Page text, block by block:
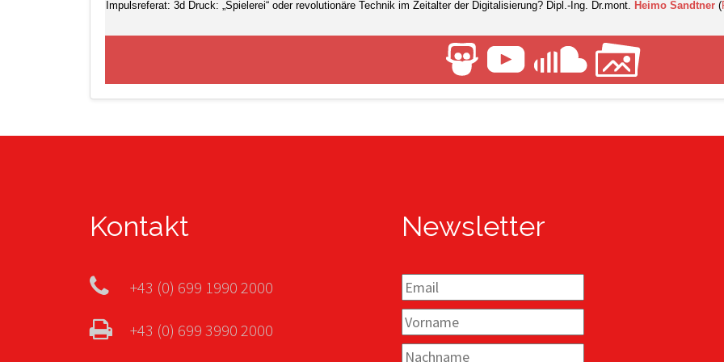
Impulsreferat: 3d Druck: „Spielerei“ oder revolutionäre Technik im Zeitalter der Digitalisierung? Dipl.-Ing. Dr.mont. Heimo Sandtner (
Kontakt
+43 (0) 699 1990 2000
+43 (0) 699 3990 2000
Newsletter